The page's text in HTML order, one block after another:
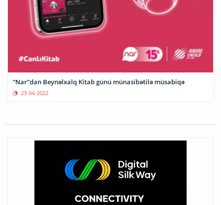
“Nar”dan Beynəlxalq Kitab günü münasibətilə müsabiqə
23-04-2022